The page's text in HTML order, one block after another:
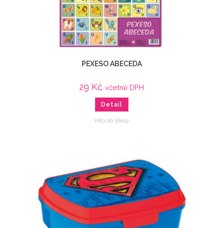
PEXESO ABECEDA
29 Kč včetně DPH
Detail
Věci do školy